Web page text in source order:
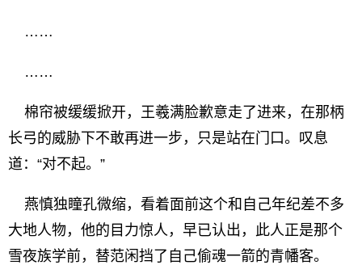
……
……
棉帘被缓缓掀开，王羲满脸歉意走了进来，在那柄
长弓的威胁下不敢再进一步，只是站在门口。叹息
道：“对不起。”
燕慎独瞳孔微缩，看着面前这个和自己年纪差不多
大地人物，他的目力惊人，早已认出，此人正是那个
雪夜族学前，替范闲挡了自己偷魂一箭的青幡客。